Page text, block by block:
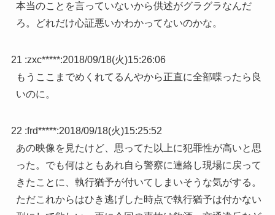
本当のことを言っていないから供述がグラグラなんだ
ろ。どれだけ心証悪いかわかってないのかな。
21 :zxc*****:2018/09/18(火)15:26:06
もうここまでめくれてるんやから正直に全部喋ったら良
いのに。
22 :frd*****:2018/09/18(火)15:25:52
あの映像を見たけど、思ってた以上に犯罪性が高いと思
った。でも何はともあれ自ら警察に連絡し現場に戻って
きたことに、執行猶予が付いてしまいそうな気がする。
ただこれからはひき逃げした時点で執行猶予は付かない